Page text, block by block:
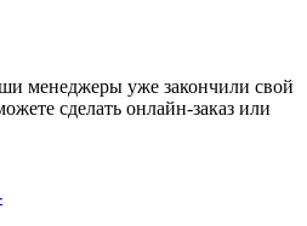
менеджеры уже закончили свой
сделать онлайн-заказ или